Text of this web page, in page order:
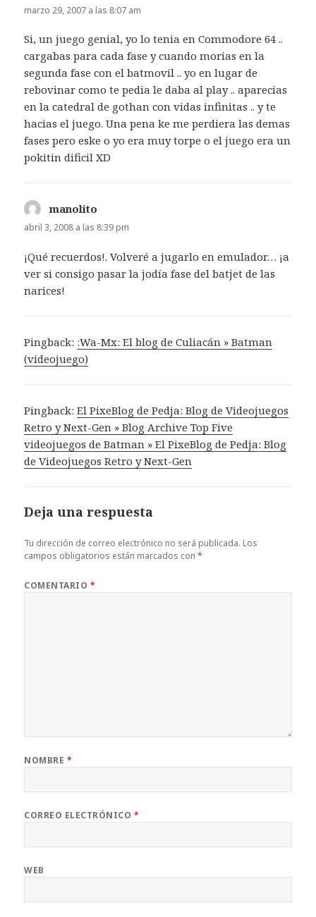
marzo 29, 2007 a las 8:07 am
Si, un juego genial, yo lo tenia en Commodore 64 ..
cargabas para cada fase y cuando morias en la
segunda fase con el batmovil .. yo en lugar de
rebovinar como te pedia le daba al play .. aparecias
en la catedral de gothan con vidas infinitas .. y te
hacias el juego. Una pena ke me perdiera las demas
fases pero eske o yo era muy torpe o el juego era un
pokitin dificil XD
manolito
abril 3, 2008 a las 8:39 pm
¡Qué recuerdos!. Volveré a jugarlo en emulador… ¡a
ver si consigo pasar la jodía fase del batjet de las
narices!
Pingback: :Wa-Mx: El blog de Culiacán » Batman
(videojuego)
Pingback:El PixeBlog de Pedja: Blog de Videojuegos
Retro y Next-Gen » Blog Archive Top Five
videojuegos de Batman » El PixeBlog de Pedja: Blog
de Videojuegos Retro y Next-Gen
Deja una respuesta
Tu dirección de correo electrónico no será publicada. Los
campos obligatorios están marcados con*
COMENTARIO *
NOMBRE *
CORREO ELECTRÓNICO *
WEB